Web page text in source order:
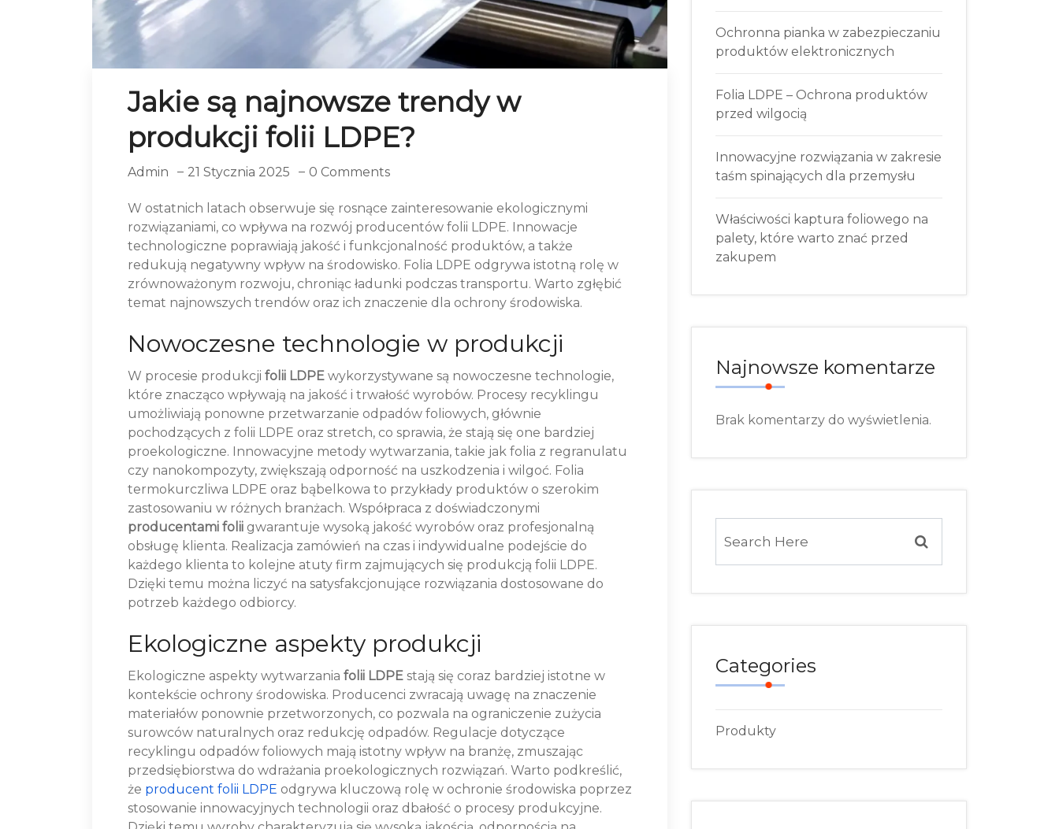
Jakie są najnowsze trendy w
produkcji folii LDPE?
Admin 21 Stycznia 2025 0 Comments
W ostatnich latach obserwuje się rosnące zainteresowanie ekologicznymi
rozwiązaniami, co wpływa na rozwój producentów folii LDPE. Innowacje
technologiczne poprawiają jakość i funkcjonalność produktów, a także
redukują negatywny wpływ na środowisko. Folia LDPE odgrywa istotną rolę w
zrównoważonym rozwoju, chroniąc ładunki podczas transportu. Warto zgłębić
temat najnowszych trendów oraz ich znaczenie dla ochrony środowiska.
Nowoczesne technologie w produkcji
W procesie produkcji folii LDPE wykorzystywane są nowoczesne technologie,
które znacząco wpływają na jakość i trwałość wyrobów. Procesy recyklingu
umożliwiają ponowne przetwarzanie odpadów foliowych, głównie
pochodzących z folii LDPE oraz stretch, co sprawia, że stają się one bardziej
proekologiczne. Innowacyjne metody wytwarzania, takie jak folia z regranulatu
czy nanokompozyty, zwiększają odporność na uszkodzenia i wilgoć. Folia
termokurczliwa LDPE oraz bąbelkowa to przykłady produktów o szerokim
zastosowaniu w różnych branżach. Współpraca z doświadczonymi
producentami folii gwarantuje wysoką jakość wyrobów oraz profesjonalną
obsługę klienta. Realizacja zamówień na czas i indywidualne podejście do
każdego klienta to kolejne atuty firm zajmujących się produkcją folii LDPE.
Dzięki temu można liczyć na satysfakcjonujące rozwiązania dostosowane do
potrzeb każdego odbiorcy.
Ekologiczne aspekty produkcji
Ekologiczne aspekty wytwarzania folii LDPE stają się coraz bardziej istotne w
kontekście ochrony środowiska. Producenci zwracają uwagę na znaczenie
materiałów ponownie przetworzonych, co pozwala na ograniczenie zużycia
surowców naturalnych oraz redukcję odpadów. Regulacje dotyczące
recyklingu odpadów foliowych mają istotny wpływ na branżę, zmuszając
przedsiębiorstwa do wdrażania proekologicznych rozwiązań. Warto podkreślić,
że producent folii LDPE odgrywa kluczową rolę w ochronie środowiska poprzez
stosowanie innowacyjnych technologii oraz dbałość o procesy produkcyjne.
Ochronna pianka w zabezpieczaniu
produktów elektronicznych
Folia LDPE – Ochrona produktów
przed wilgocią
Innowacyjne rozwiązania w zakresie
taśm spinających dla przemysłu
Właściwości kaptura foliowego na
palety, które warto znać przed
zakupem
Najnowsze komentarze
Brak komentarzy do wyświetlenia.
Categories
Produkty